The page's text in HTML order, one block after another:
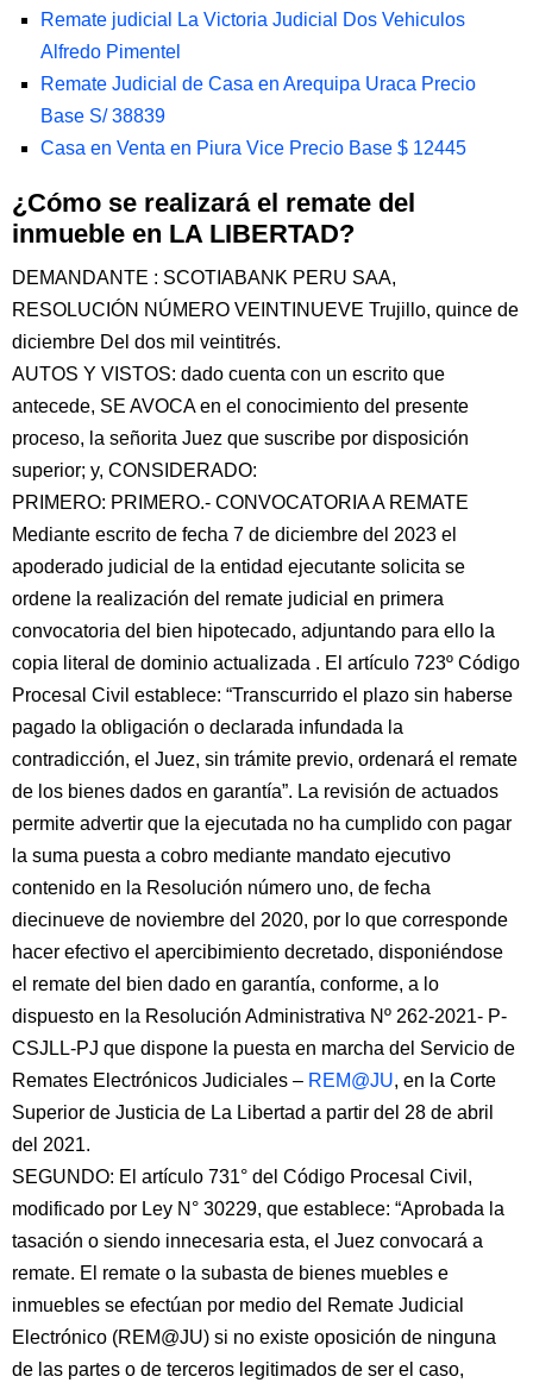
Remate judicial La Victoria Judicial Dos Vehiculos
Alfredo Pimentel
Remate Judicial de Casa en Arequipa Uraca Precio
Base S/ 38839
Casa en Venta en Piura Vice Precio Base $ 12445
¿Cómo se realizará el remate del
inmueble en LA LIBERTAD?
DEMANDANTE : SCOTIABANK PERU SAA,
RESOLUCIÓN NÚMERO VEINTINUEVE Trujillo, quince de
diciembre Del dos mil veintitrés.
AUTOS Y VISTOS: dado cuenta con un escrito que
antecede, SE AVOCA en el conocimiento del presente
proceso, la señorita Juez que suscribe por disposición
superior; y, CONSIDERADO:
PRIMERO: PRIMERO.- CONVOCATORIA A REMATE
Mediante escrito de fecha 7 de diciembre del 2023 el
apoderado judicial de la entidad ejecutante solicita se
ordene la realización del remate judicial en primera
convocatoria del bien hipotecado, adjuntando para ello la
copia literal de dominio actualizada . El artículo 723º Código
Procesal Civil establece: “Transcurrido el plazo sin haberse
pagado la obligación o declarada infundada la
contradicción, el Juez, sin trámite previo, ordenará el remate
de los bienes dados en garantía”. La revisión de actuados
permite advertir que la ejecutada no ha cumplido con pagar
la suma puesta a cobro mediante mandato ejecutivo
contenido en la Resolución número uno, de fecha
diecinueve de noviembre del 2020, por lo que corresponde
hacer efectivo el apercibimiento decretado, disponiéndose
el remate del bien dado en garantía, conforme, a lo
dispuesto en la Resolución Administrativa Nº 262-2021- P-
CSJLL-PJ que dispone la puesta en marcha del Servicio de
Remates Electrónicos Judiciales – REM@JU, en la Corte
Superior de Justicia de La Libertad a partir del 28 de abril
del 2021.
SEGUNDO: El artículo 731° del Código Procesal Civil,
modificado por Ley N° 30229, que establece: “Aprobada la
tasación o siendo innecesaria esta, el Juez convocará a
remate. El remate o la subasta de bienes muebles e
inmuebles se efectúan por medio del Remate Judicial
Electrónico (REM@JU) si no existe oposición de ninguna
de las partes o de terceros legitimados de ser el caso,